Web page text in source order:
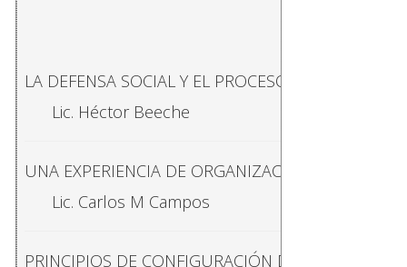
Dr. Gustavo Santoro
Lic. Carlos Maria Campos Jimenez
Alfonso Carro Z
LA DEFENSA SOCIAL Y EL PROCESO PENAL
Lic. Héctor Beeche
UNA EXPERIENCIA DE ORGANIZACIÓN DE LA
Lic. Carlos M Campos
PRINCIPIOS DE CONFIGURACIÓN DE LA REALIDAD